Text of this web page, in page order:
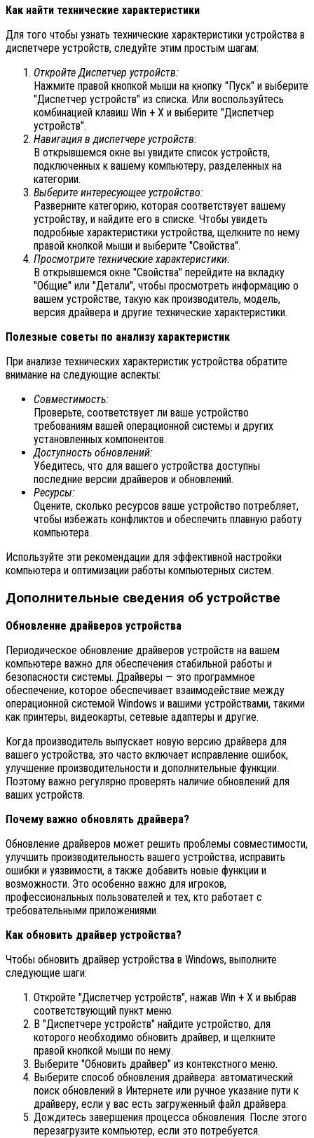
Как найти технические характеристики
Для того чтобы узнать технические характеристики устройства в
диспетчере устройств, следуйте этим простым шагам:
Откройте Диспетчер устройств:
Нажмите правой кнопкой мыши на кнопку "Пуск" и выберите
"Диспетчер устройств" из списка. Или воспользуйтесь
комбинацией клавиш Win + X и выберите "Диспетчер
устройств".
Навигация в диспетчере устройств:
В открывшемся окне вы увидите список устройств,
подключенных к вашему компьютеру, разделенных на
категории.
Выберите интересующее устройство:
Разверните категорию, которая соответствует вашему
устройству, и найдите его в списке. Чтобы увидеть
подробные характеристики устройства, щелкните по нему
правой кнопкой мыши и выберите "Свойства".
Просмотрите технические характеристики:
В открывшемся окне "Свойства" перейдите на вкладку
"Общие" или "Детали", чтобы просмотреть информацию о
вашем устройстве, такую как производитель, модель,
версия драйвера и другие технические характеристики.
Полезные советы по анализу характеристик
При анализе технических характеристик устройства обратите
внимание на следующие аспекты:
Совместимость:
Проверьте, соответствует ли ваше устройство
требованиям вашей операционной системы и других
установленных компонентов.
Доступность обновлений:
Убедитесь, что для вашего устройства доступны
последние версии драйверов и обновлений.
Ресурсы:
Оцените, сколько ресурсов ваше устройство потребляет,
чтобы избежать конфликтов и обеспечить плавную работу
компьютера.
Используйте эти рекомендации для эффективной настройки
компьютера и оптимизации работы компьютерных систем.
Дополнительные сведения об устройстве
Обновление драйверов устройства
Периодическое обновление драйверов устройств на вашем
компьютере важно для обеспечения стабильной работы и
безопасности системы. Драйверы — это программное
обеспечение, которое обеспечивает взаимодействие между
операционной системой Windows и вашими устройствами, такими
как принтеры, видеокарты, сетевые адаптеры и другие.
Когда производитель выпускает новую версию драйвера для
вашего устройства, это часто включает исправление ошибок,
улучшение производительности и дополнительные функции.
Поэтому важно регулярно проверять наличие обновлений для
ваших устройств.
Почему важно обновлять драйвера?
Обновление драйверов может решить проблемы совместимости,
улучшить производительность вашего устройства, исправить
ошибки и уязвимости, а также добавить новые функции и
возможности. Это особенно важно для игроков,
профессиональных пользователей и тех, кто работает с
требовательными приложениями.
Как обновить драйвер устройства?
Чтобы обновить драйвер устройства в Windows, выполните
следующие шаги:
Откройте "Диспетчер устройств", нажав Win + X и выбрав
соответствующий пункт меню.
В "Диспетчере устройств" найдите устройство, для
которого необходимо обновить драйвер, и щелкните
правой кнопкой мыши по нему.
Выберите "Обновить драйвер" из контекстного меню.
Выберите способ обновления драйвера: автоматический
поиск обновлений в Интернете или ручное указание пути к
драйверу, если у вас есть загруженный файл драйвера.
Дождитесь завершения процесса обновления. После этого
перезагрузите компьютер, если это потребуется.